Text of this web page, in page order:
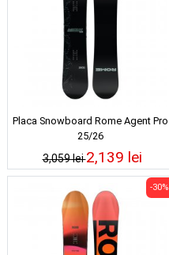
Placa Snowboard Rome Agent Pro
25/26
3,059 lei2,139 lei
-30%